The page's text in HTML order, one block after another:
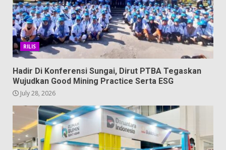
RILIS
Hadir Di Konferensi Sungai, Dirut PTBA Tegaskan
Wujudkan Good Mining Practice Serta ESG
July 28, 2026